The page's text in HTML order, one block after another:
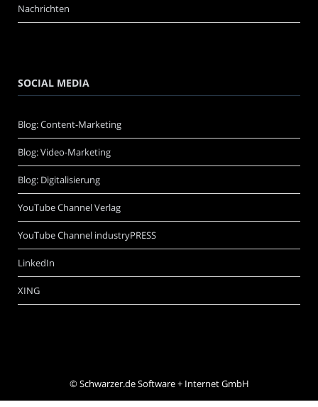
Nachrichten
SOCIAL MEDIA
Blog: Content-Marketing
Blog: Video-Marketing
Blog: Digitalisierung
YouTube Channel Verlag
YouTube Channel industryPRESS
LinkedIn
XING
©Schwarzer.de Software + Internet GmbH